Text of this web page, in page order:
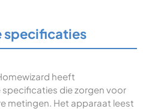
specificaties
heeft
die zorgen voor
metingen. Het apparaat leest